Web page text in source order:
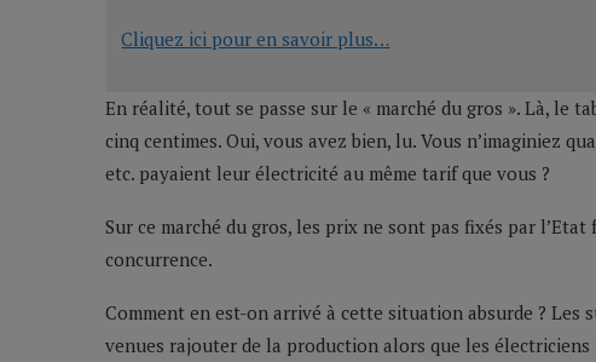
Cliquez ici pour en savoir plus…
En réalité, tout se passe sur le « marché du gros ». Là, le
cinq centimes. Oui, vous avez bien, lu. Vous n’imaginiez
etc. payaient leur électricité au même tarif que vous ?
Sur ce marché du gros, les prix ne sont pas fixés par
concurrence.
Comment en est-on arrivé à cette situation absurde ? Les
venues rajouter de la production alors que les